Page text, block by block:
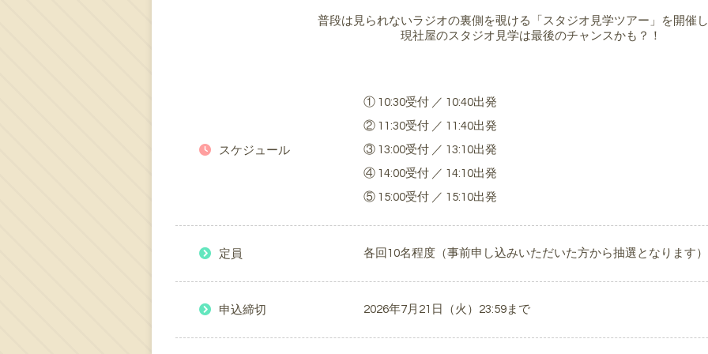
普段は見られないラジオの裏側を覗ける「スタジオ見学ツアー」を開催
現社屋のスタジオ見学は最後のチャンスかも？！
スケジュール
① 10:30受付 ／ 10:40出発
② 11:30受付 ／ 11:40出発
③ 13:00受付 ／ 13:10出発
④ 14:00受付 ／ 14:10出発
⑤ 15:00受付 ／ 15:10出発
定員 各回10名程度（事前申し込みいただいた方から抽選となります）
申込締切 2026年7月21日（火）23:59まで